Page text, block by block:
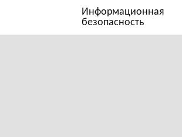
Информационная
безопасность